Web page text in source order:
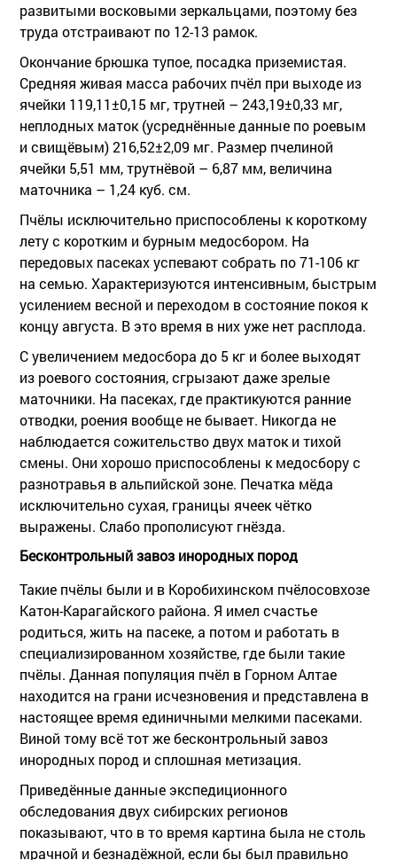
развитыми восковыми зеркальцами, поэтому без
труда отстраивают по 12-13 рамок.
Окончание брюшка тупое, посадка приземистая.
Средняя живая масса рабочих пчёл при выходе из
ячейки 119,11±0,15 мг, трутней – 243,19±0,33 мг,
неплодных маток (усреднённые данные по роевым
и свищёвым) 216,52±2,09 мг. Размер пчелиной
ячейки 5,51 мм, трутнёвой – 6,87 мм, величина
маточника – 1,24 куб. см.
Пчёлы исключительно приспособлены к короткому
лету с коротким и бурным медосбором. На
передовых пасеках успевают собрать по 71-106 кг
на семью. Характеризуются интенсивным, быстрым
усилением весной и переходом в состояние покоя к
концу августа. В это время в них уже нет расплода.
С увеличением медосбора до 5 кг и более выходят
из роевого состояния, сгрызают даже зрелые
маточники. На пасеках, где практикуются ранние
отводки, роения вообще не бывает. Никогда не
наблюдается сожительство двух маток и тихой
смены. Они хорошо приспособлены к медосбору с
разнотравья в альпийской зоне. Печатка мёда
исключительно сухая, границы ячеек чётко
выражены. Слабо прополисуют гнёзда.
Бесконтрольный завоз инородных пород
Такие пчёлы были и в Коробихинском пчёлосовхозе
Катон-Карагайского района. Я имел счастье
родиться, жить на пасеке, а потом и работать в
специализированном хозяйстве, где были такие
пчёлы. Данная популяция пчёл в Горном Алтае
находится на грани исчезновения и представлена в
настоящее время единичными мелкими пасеками.
Виной тому всё тот же бесконтрольный завоз
инородных пород и сплошная метизация.
Приведённые данные экспедиционного
обследования двух сибирских регионов
показывают, что в то время картина была не столь
мрачной и безнадёжной, если бы был правильно